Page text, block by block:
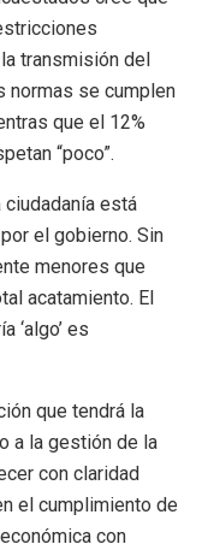
transmisión del
normas se cumplen
que el 12%
“poco”.
está
el gobierno. Sin
menores que
acatamiento. El
‘algo’ es
que tendrá la
a la gestión de la
con claridad
el cumplimiento de
con